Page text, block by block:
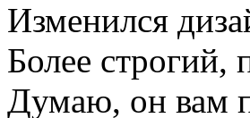
Изменился
Более строгий,
Думаю, он вам